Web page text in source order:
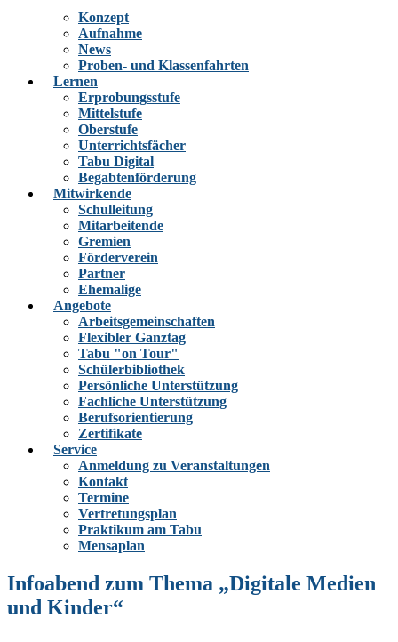
Konzept
Aufnahme
News
Proben- und Klassenfahrten
Lernen
Erprobungsstufe
Mittelstufe
Oberstufe
Unterrichtsfächer
Tabu Digital
Begabtenförderung
Mitwirkende
Schulleitung
Mitarbeitende
Gremien
Förderverein
Partner
Ehemalige
Angebote
Arbeitsgemeinschaften
Flexibler Ganztag
Tabu "on Tour"
Schülerbibliothek
Persönliche Unterstützung
Fachliche Unterstützung
Berufsorientierung
Zertifikate
Service
Anmeldung zu Veranstaltungen
Kontakt
Termine
Vertretungsplan
Praktikum am Tabu
Mensaplan
Infoabend zum Thema „Digitale Medien
und Kinder“